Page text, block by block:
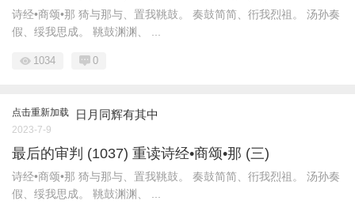
诗经•商颂•那 猗与那与、置我鞉鼓。 奏鼓简简、衎我烈祖。 汤孙奏
假、绥我思成。 鞉鼓渊渊、 ...
1034 0
点击重新加载 日月同辉有其中
2023-7-9
最后的审判 (1037) 重读诗经•商颂•那 (三)
诗经•商颂•那 猗与那与、置我鞉鼓。 奏鼓简简、衎我烈祖。 汤孙奏
假、绥我思成。 鞉鼓渊渊、 ...